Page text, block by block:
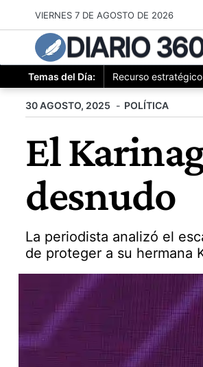
al
contenido
VIERNES 7 DE AGOSTO DE 2026
DIARIO
Temas del Día: Recurso estratégico
30 AGOSTO, 2025 POLÍTICA
El
desnudo
La periodista analizó el
de proteger a su hermana